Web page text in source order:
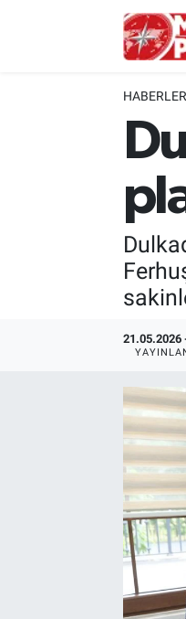
HABERLER
21.05.2026
Kültür Sanat
TEKNOLOJİ
İstanbul Hava
İstanbul Namaz
İstanbul Trafik
Süper Lig Puan
Tüm Manşetler
Son Dakika
Haber Arşivi